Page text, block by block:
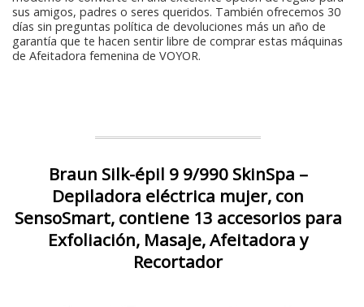
sus amigos, padres o seres queridos. También ofrecemos 30
días sin preguntas política de devoluciones más un año de
garantía que te hacen sentir libre de comprar estas máquinas
de Afeitadora femenina de VOYOR.
Braun Silk-épil 9 9/990 SkinSpa –
Depiladora eléctrica mujer, con
SensoSmart, contiene 13 accesorios para
Exfoliación, Masaje, Afeitadora y
Recortador